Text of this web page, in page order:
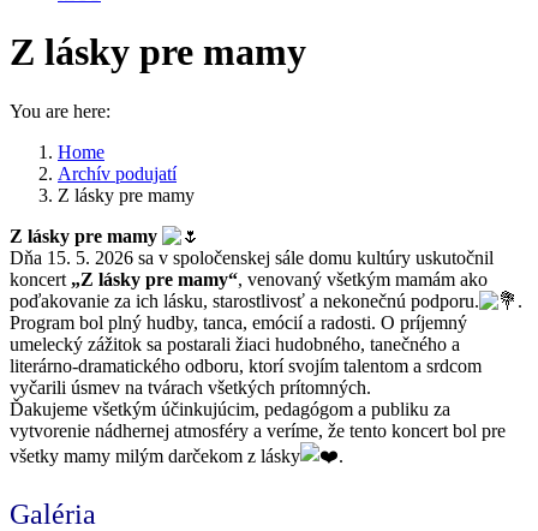
Z lásky pre mamy
You are here:
Home
Archív podujatí
Z lásky pre mamy
Z lásky pre mamy
Dňa 15. 5. 2026 sa v spoločenskej sále domu kultúry uskutočnil
koncert „Z lásky pre mamy“, venovaný všetkým mamám ako
poďakovanie za ich lásku, starostlivosť a nekonečnú podporu.
.
Program bol plný hudby, tanca, emócií a radosti. O príjemný
umelecký zážitok sa postarali žiaci hudobného, tanečného a
literárno-dramatického odboru, ktorí svojím talentom a srdcom
vyčarili úsmev na tvárach všetkých prítomných.
Ďakujeme všetkým účinkujúcim, pedagógom a publiku za
vytvorenie nádhernej atmosféry a veríme, že tento koncert bol pre
všetky mamy milým darčekom z lásky
.
Galéria